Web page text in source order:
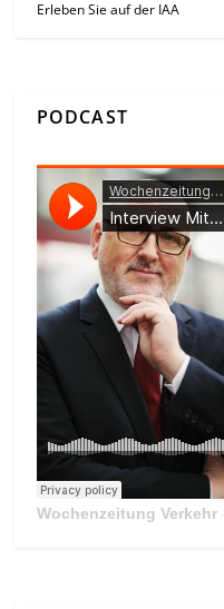
Erleben Sie auf der IAA
PODCAST
Wochenzeitung Verkehr·